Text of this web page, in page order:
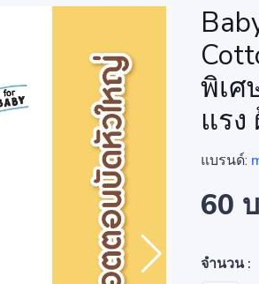
พิเศ
แร
แบรนด์:
60
จำนวน :